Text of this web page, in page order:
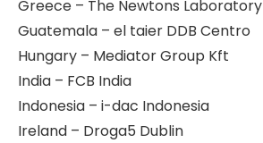
Greece – The Newtons Laboratory
Guatemala – el taier DDB Centro
Hungary – Mediator Group Kft
India – FCB India
Indonesia – i-dac Indonesia
Ireland – Droga5 Dublin